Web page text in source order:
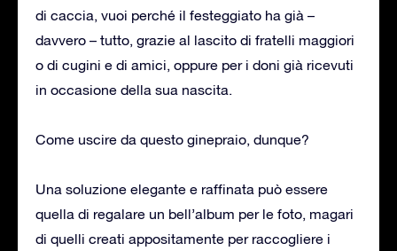
di caccia, vuoi perché il festeggiato ha già –
davvero – tutto, grazie al lascito di fratelli maggiori
o di cugini e di amici, oppure per i doni già ricevuti
in occasione della sua nascita.
Come uscire da questo ginepraio, dunque?
Una soluzione elegante e raffinata può essere
quella di regalare un bell’album per le foto, magari
di quelli creati appositamente per raccogliere i